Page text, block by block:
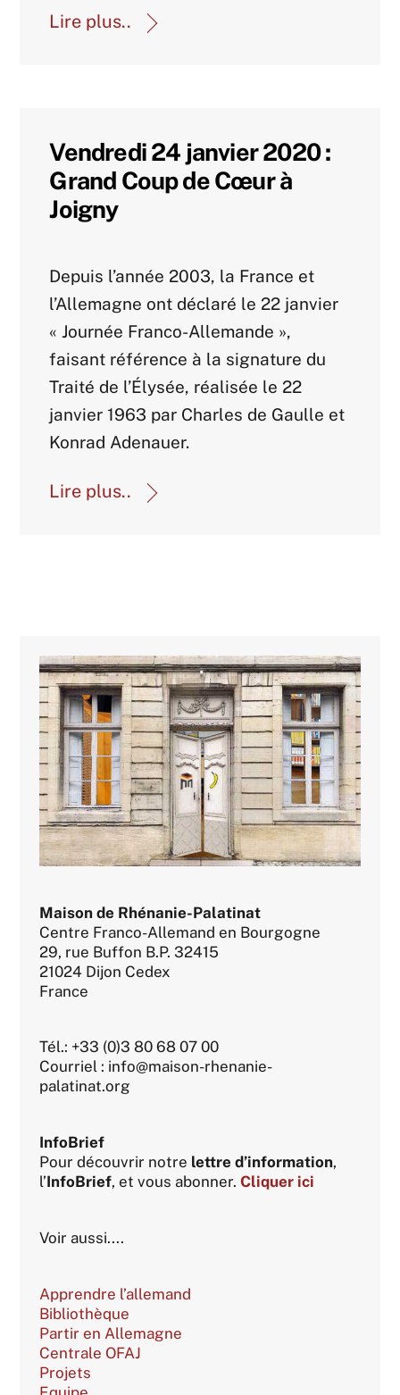
Lire plus..
Vendredi 24 janvier 2020 :
Grand Coup de Cœur à
Joigny
Depuis l’année 2003, la France et
l’Allemagne ont déclaré le 22 janvier
« Journée Franco-Allemande »,
faisant référence à la signature du
Traité de l’Élysée, réalisée le 22
janvier 1963 par Charles de Gaulle et
Konrad Adenauer.
Lire plus..
Maison de Rhénanie-Palatinat
Centre Franco-Allemand en Bourgogne
29, rue Buffon B.P. 32415
21024 Dijon Cedex
France
Tél.: +33 (0)3 80 68 07 00
Courriel : info@maison-rhenanie-
palatinat.org
InfoBrief
Pour découvrir notre lettre d’information,
l’InfoBrief, et vous abonner.Cliquer ici
Voir aussi....
Apprendre l’allemand
Bibliothèque
Partir en Allemagne
Centrale OFAJ
Projets